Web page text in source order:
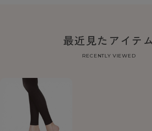
最近見たアイテム
RECENTLY VIEWED